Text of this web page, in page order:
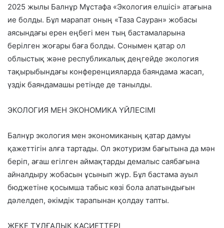
2025 жылы Балнұр Мұстафа «Экология елшісі» атағына
ие болды. Бұл марапат оның «Таза Сауран» жобасы
аясындағы ерен еңбегі мен тың бастамаларына
берілген жоғары баға болды. Сонымен қатар ол
облыстық және республикалық деңгейде экология
тақырыбындағы конференцияларда баяндама жасап,
үздік баяндамашы ретінде де танылды.
ЭКОЛОГИЯ МЕН ЭКОНОМИКА ҮЙЛЕСІМІ
Балнұр экология мен экономиканың қатар дамуы
қажеттігін алға тартады. Ол экотуризм бағытына да мән
беріп, ағаш егілген аймақтарды демалыс саябағына
айналдыру жобасын ұсынып жүр. Бұл бастама ауыл
бюджетіне қосымша табыс көзі бола алатындығын
дәлелдеп, әкімдік тарапынан қолдау тапты.
ЖЕКЕ ТҰЛҒАЛЫҚ ҚАСИЕТТЕРІ